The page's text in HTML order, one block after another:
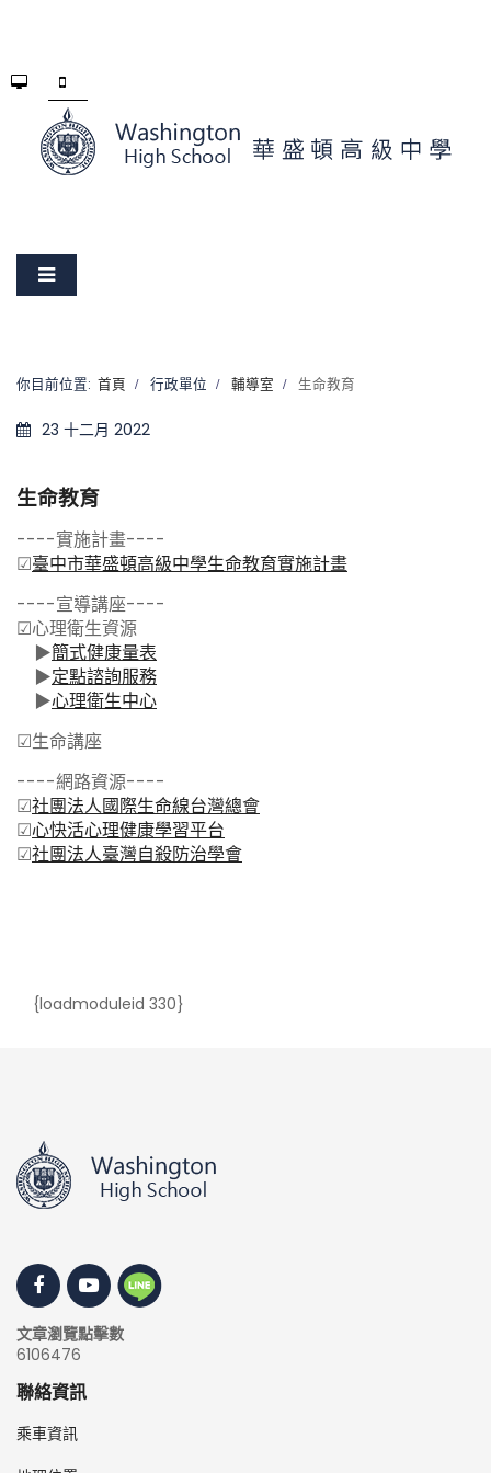
你目前位置: 首頁 行政單位 輔導室 生命教育
23 十二月 2022
生命教育
----實施計畫----
☑臺中市華盛頓高級中學生命教育實施計畫
----宣導講座----
☑心理衛生資源
▶簡式健康量表
▶定點諮詢服務
▶心理衛生中心
☑生命講座
----網路資源----
☑社團法人國際生命線台灣總會
☑心快活心理健康學習平台
☑社團法人臺灣自殺防治學會
{loadmoduleid 330}
文章瀏覽點擊數
6106476
聯絡資訊
乘車資訊